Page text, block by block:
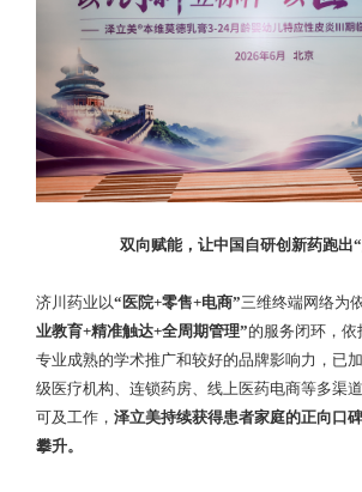
双向赋能，让中国自研创新药跑出
济川药业以“医院+零售+电商”三维终端网络为
业教育+精准触达+全周期管理”的服务闭环，依
专业成熟的学术推广和较好的品牌影响力，已
级医疗机构、连锁药房、线上医药电商等多渠
可及工作， 泽立美持续获得患者家庭的正向口
攀升。